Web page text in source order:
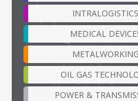
INTRALOGISTICS
MEDICAL
METALWORKING
OIL GAS
POWER &